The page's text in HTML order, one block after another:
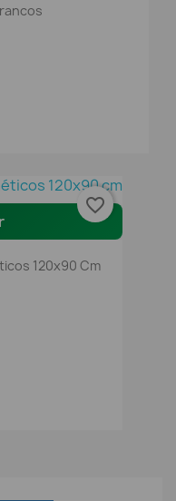
120x90 Cm
favorite_border